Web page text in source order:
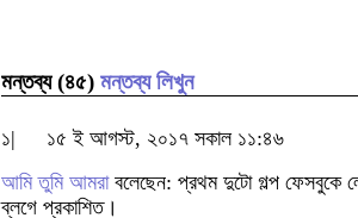
মন্তব্য (৪৫) মন্তব্য লিখুন
১|
১৫ ই আগস্ট, ২০১৭ সকাল ১১:৪৬
আমি তুমি আমরাবলেছেন: প্রথম দুটো গল্প ফেসবুকে
ব্লগে প্রকাশিত।